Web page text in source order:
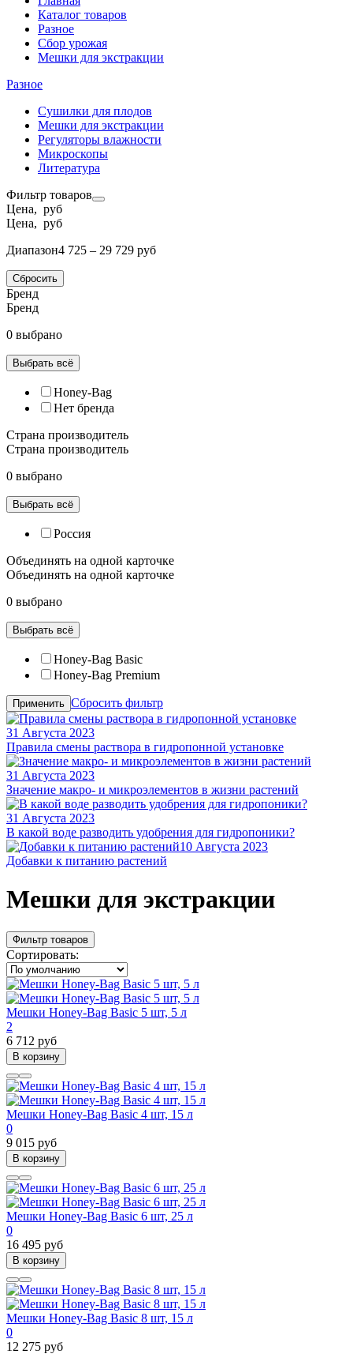
Каталог товаров
Разное
Сбор урожая
Мешки для экстракции
Разное
Сушилки для плодов
Мешки для экстракции
Регуляторы влажности
Микроскопы
Литература
Фильтр товаров
Цена, руб
Цена, руб
Диапазон4 725 – 29 729 руб
Сбросить
Бренд
Бренд
0 выбрано
Выбрать всё
Honey-Bag
Нет бренда
Страна производитель
Страна производитель
0 выбрано
Выбрать всё
Россия
Объединять на одной карточке
Объединять на одной карточке
0 выбрано
Выбрать всё
Honey-Bag Basic
Honey-Bag Premium
Применить Сбросить фильтр
31 Августа 2023
Правила смены раствора в гидропонной установке
31 Августа 2023
Значение макро- и микроэлементов в жизни растений
31 Августа 2023
В какой воде разводить удобрения для гидропоники?
10 Августа 2023
Добавки к питанию растений
Мешки для экстракции
Фильтр товаров
Сортировать:
Мешки Honey-Bag Basic 5 шт, 5 л
2
6 712 руб
В корзину
Мешки Honey-Bag Basic 4 шт, 15 л
0
9 015 руб
В корзину
Мешки Honey-Bag Basic 6 шт, 25 л
0
16 495 руб
В корзину
Мешки Honey-Bag Basic 8 шт, 15 л
0
12 275 руб